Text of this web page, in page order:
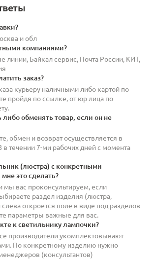
и обл
компаниями?
линии, Байкал сервис, Почта России, КИТ,
заказ?
курьеру наличными либо картой по
пройдя по ссылке, от юр лица по
либо обменять товар, если он не
обмен и возврат осуществляется в
в течении 7-ми рабочих дней с момента
(люстра) с конкретными
это сделать?
мы вас проконсультируем, если
раздел изделия (люстра,
слева откроется поле в виде под разделов
параметры важные для вас.
к светильнику лампочки?
производители укомплектовывают
По конкретному изделию нужно
(консультантов)